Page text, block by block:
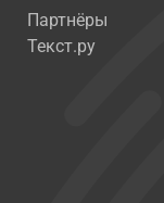
Партнёры
Текст.ру